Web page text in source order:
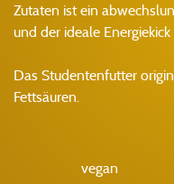
Zutaten ist ein
und der ideale
Das Studentenfutter
Fettsäuren.
vegan